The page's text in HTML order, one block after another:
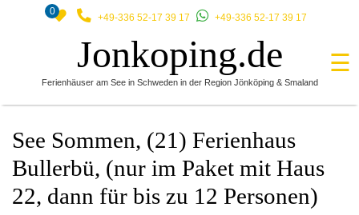
0
+49-336 52-17 39 17 +49-336 52-17 39 17
Jonkoping.de
Ferienhäuser am See in Schweden in der Region Jönköping & Smaland
☰
See Sommen, (21) Ferienhaus
Bullerbü, (nur im Paket mit Haus
22, dann für bis zu 12 Personen)